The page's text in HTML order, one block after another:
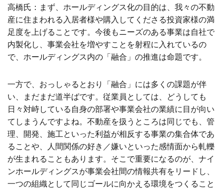
高橋氏：まず、ホールディングス化の目的は、我々の不動
産に住まわれる入居者様や購入してくださる投資家様の満
足度を上げることです。今後もニーズのある事業は自社で
内製化し、事業会社を増やすことを射程に入れているの
で、ホールディングス内の「融合」の推進は命題です。
一方で、おっしゃるとおり「融合」には多くの課題が伴
い、まだまだ道半ばです。従業員としては、どうしても
日々対峙している自身の部署や事業会社の業績に目が向い
てしまうんですよね。不動産を扱うところは同じでも、管
理、開発、施工といった利益が相反する事業の集合体であ
ることや、人間関係の好き／嫌いといった感情面から軋轢
が生まれることもあります。そこで重要になるのが、ナイ
ンホールディングスが事業会社間の情報共有をリードし、
一つの組織として同じゴールに向かえる環境をつくること